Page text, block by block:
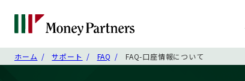
ホーム サポート FAQ FAQ-口座情報について